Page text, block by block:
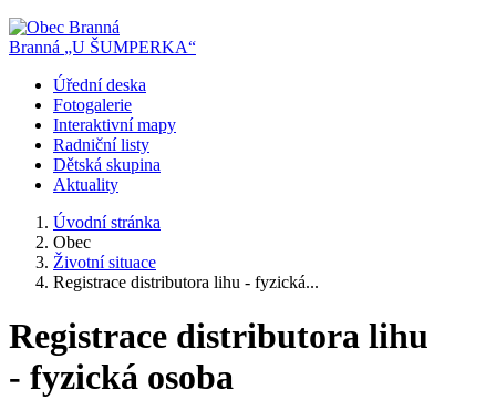
Branná „U ŠUMPERKA“
Úřední deska
Fotogalerie
Interaktivní mapy
Radniční listy
Dětská skupina
Aktuality
Úvodní stránka
Obec
Životní situace
Registrace distributora lihu - fyzická...
Registrace distributora lihu
- fyzická osoba